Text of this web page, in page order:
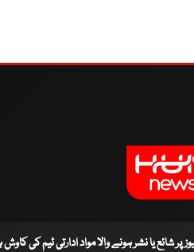
پر شائع یا نشر ہونے والا مواد ادارتی ٹیم کی